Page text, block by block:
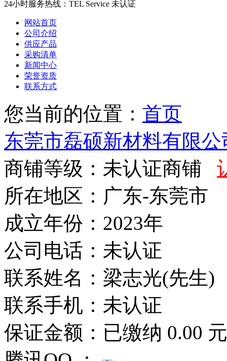
24小时服务热线： TEL Service 未认证
网站首页
公司介绍
供应产品
采购清单
新闻中心
荣誉资质
联系方式
您当前的位置： 首页
东莞市磊硕新材料有限公
商铺等级：未认证商铺
所在地区：广东-东莞市
成立年份：2023年
公司电话： 未认证
联系姓名：梁志光(先生)
联系手机： 未认证
保证金额： 已缴纳 0.00 元